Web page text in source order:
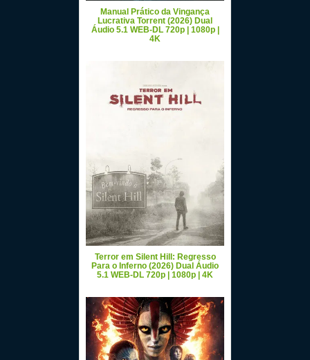
Manual Prático da Vingança
Lucrativa Torrent (2026) Dual
Áudio 5.1 WEB-DL 720p | 1080p |
4K
Terror em Silent Hill: Regresso
Para o Inferno (2026) Dual Áudio
5.1 WEB-DL 720p | 1080p | 4K